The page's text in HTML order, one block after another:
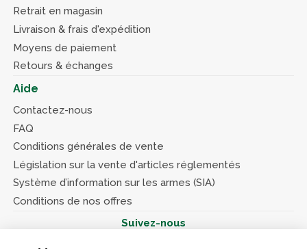
Retrait en magasin
Livraison & frais d'expédition
Moyens de paiement
Retours & échanges
Aide
Contactez-nous
FAQ
Conditions générales de vente
Législation sur la vente d'articles réglementés
Système d’information sur les armes (SIA)
Conditions de nos offres
Suivez-nous